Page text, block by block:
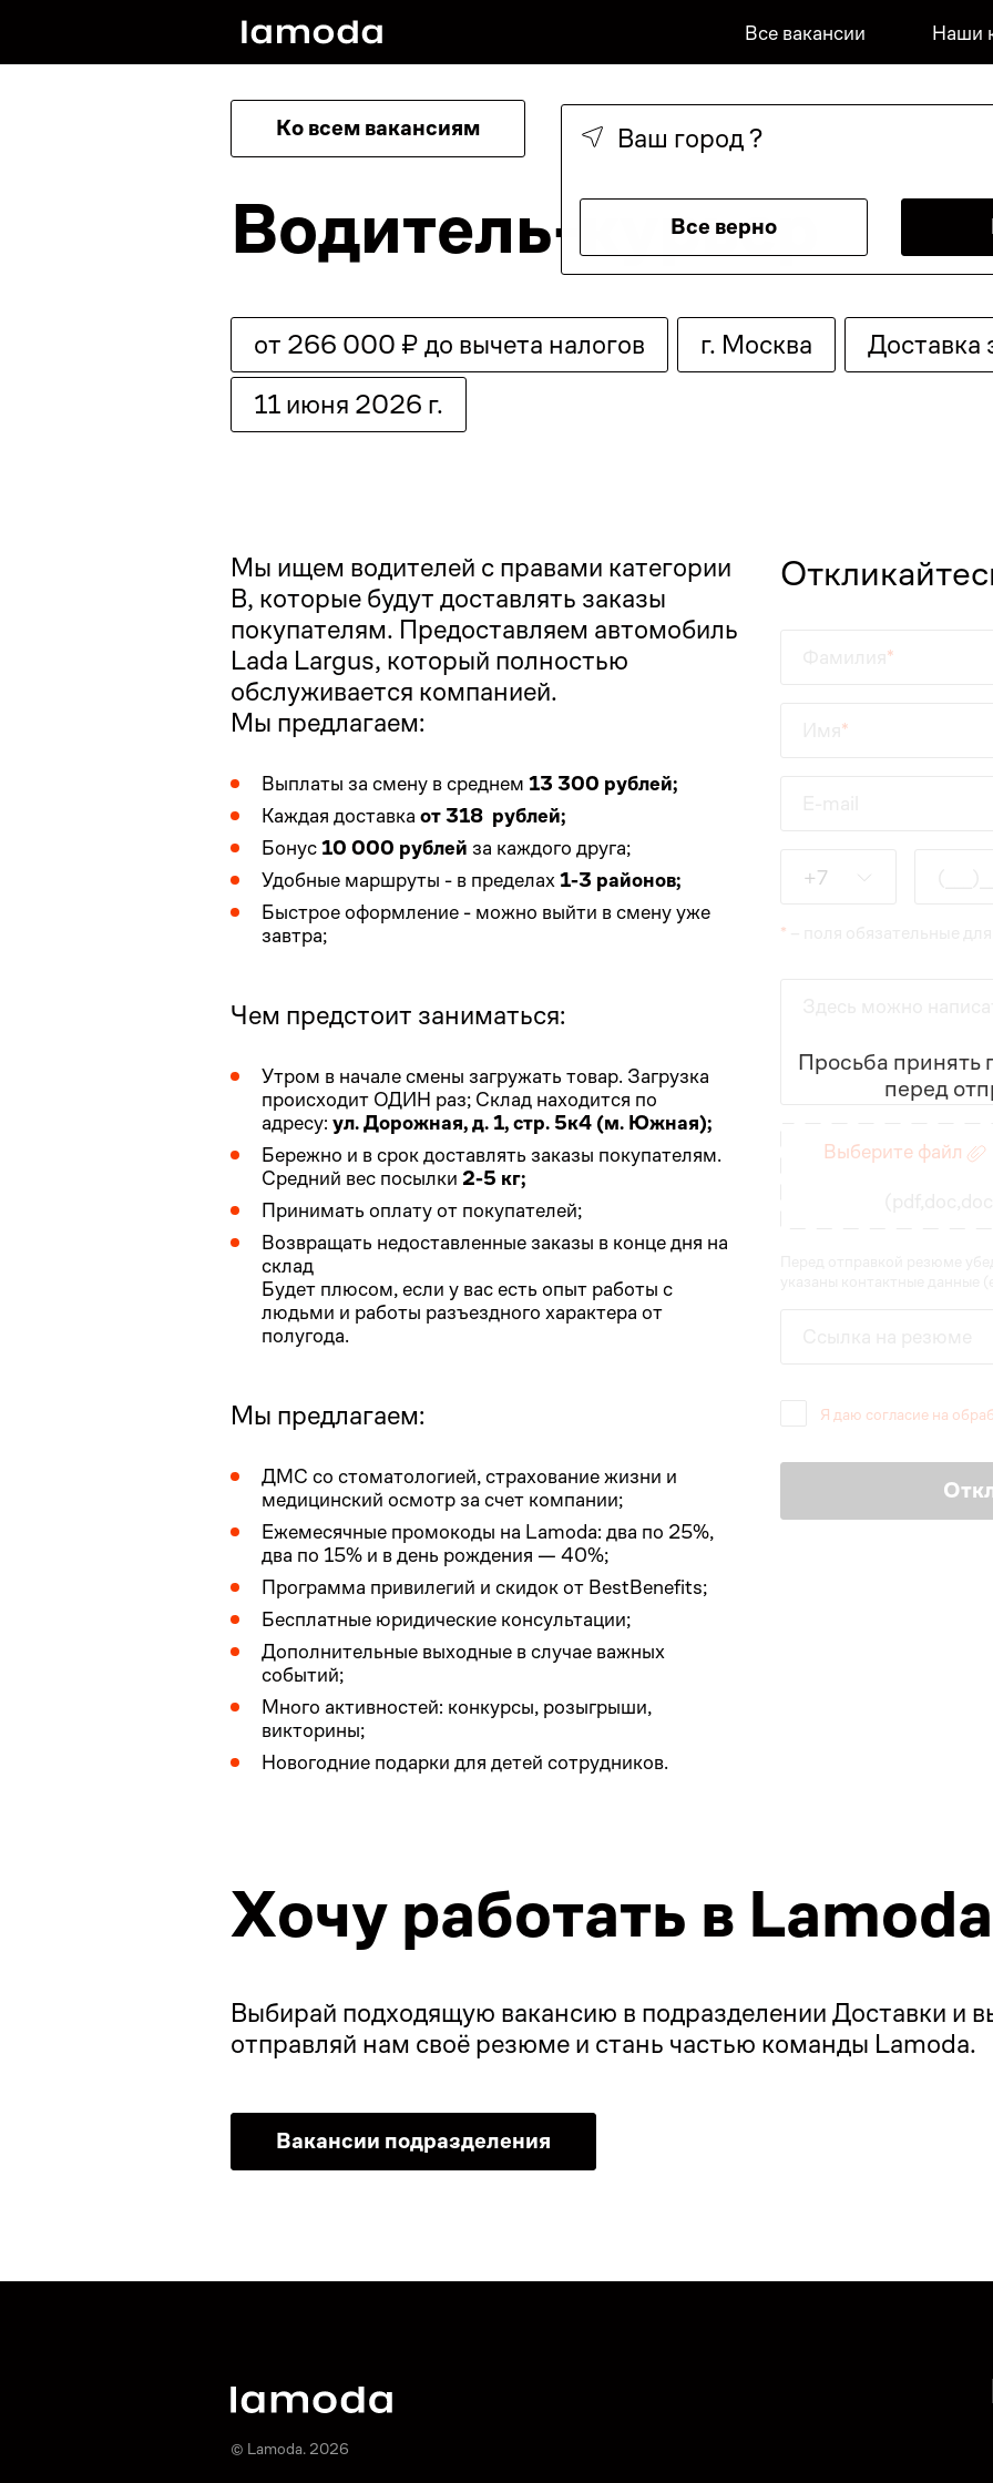
Все вакансии Наши
Ваш город?
Все верно
Ко всем вакансиям
Водитель-курьер
от 266 000 ₽ до вычета налогов г. Москва
Доставка
11 июня 2026 г.
Мы ищем водителей с правами категории
В, которые будут доставлять заказы
покупателям. Предоставляем автомобиль
Lada Largus, который полностью
обслуживается компанией.
Мы предлагаем:
Выплаты за смену в среднем 13 300 рублей;
Каждая доставка от 318 рублей;
Бонус10 000 рублей за каждого друга;
Удобные маршруты - в пределах1-3 районов;
Быстрое оформление - можно выйти в смену уже
завтра;
Чем предстоит заниматься:
Утром в начале смены загружать товар. Загрузка
происходит ОДИН раз; Склад находится по
адресу: ул. Дорожная, д. 1, стр. 5к4 (м. Южная);
Бережно и в срок доставлять заказы покупателям.
Средний вес посылки 2-5 кг;
Принимать оплату от покупателей;
Возвращать недоставленные заказы в конце дня на
склад
Будет плюсом, если у вас есть опыт работы с
людьми и работы разъездного характера от
полугода.
Мы предлагаем:
ДМС со стоматологией, страхование жизни и
медицинский осмотр за счет компании;
Ежемесячные промокоды на Lamoda: два по 25%,
два по 15% и в день рождения — 40%;
Программа привилегий и скидок от BestBenefits;
Бесплатные юридические консультации;
Дополнительные выходные в случае важных
событий;
Много активностей: конкурсы, розыгрыши,
викторины;
Новогодние подарки для детей сотрудников.
+7
*
Выберите файл
Я даю согласие на
Просьба принять
перед
Хочу работать в
Выбирай подходящую вакансию в подразделении Доставки и
отправляй нам своё резюме и стань частью команды Lamoda.
Вакансии подразделения
© Lamoda. 2026